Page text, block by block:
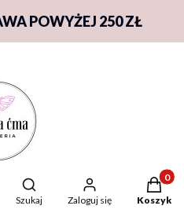
POWYŻEJ 250 ZŁ
Otwórz wyszukiwarkę
Szukaj Zaloguj się Koszyk